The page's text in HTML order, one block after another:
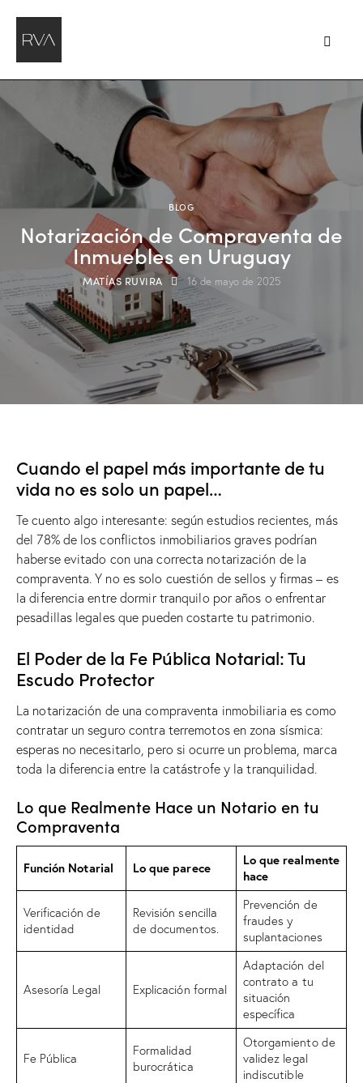
BLOG
Notarización de Compraventa de
Inmuebles en Uruguay
MATÍAS RUVIRA 16 de mayo de 2025
Cuando el papel más importante de tu
vida no es solo un papel…
Te cuento algo interesante: según estudios recientes, más
del 78% de los conflictos inmobiliarios graves podrían
haberse evitado con una correcta notarización de la
compraventa. Y no es solo cuestión de sellos y firmas – es
la diferencia entre dormir tranquilo por años o enfrentar
pesadillas legales que pueden costarte tu patrimonio.
El Poder de la Fe Pública Notarial: Tu
Escudo Protector
La notarización de una compraventa inmobiliaria es como
contratar un seguro contra terremotos en zona sísmica:
esperas no necesitarlo, pero si ocurre un problema, marca
toda la diferencia entre la catástrofe y la tranquilidad.
Lo que Realmente Hace un Notario en tu
Compraventa
Función Notarial Lo que parece
Lo que realmente
hace
Verificación de
identidad
Revisión sencilla
de documentos.
Prevención de
fraudes y
suplantaciones
Asesoría Legal Explicación formal
Adaptación del
contrato a tu
situación
específica
Fe Pública
Formalidad
burocrática
Otorgamiento de
validez legal
indiscutible